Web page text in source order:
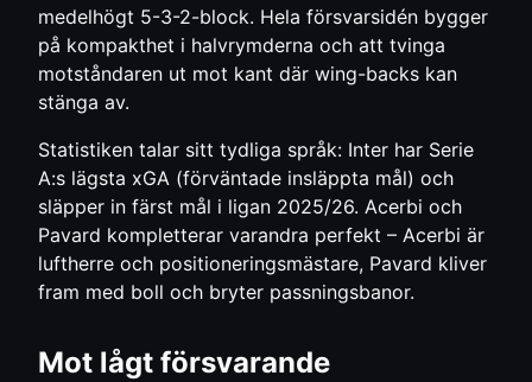
medelhögt 5-3-2-block. Hela försvarsidén bygger
på kompakthet i halvrymderna och att tvinga
motståndaren ut mot kant där wing-backs kan
stänga av.
Statistiken talar sitt tydliga språk: Inter har Serie
A:s lägsta xGA (förväntade insläppta mål) och
släpper in färst mål i ligan 2025/26. Acerbi och
Pavard kompletterar varandra perfekt – Acerbi är
luftherre och positioneringsmästare, Pavard kliver
fram med boll och bryter passningsbanor.
Mot lågt försvarande